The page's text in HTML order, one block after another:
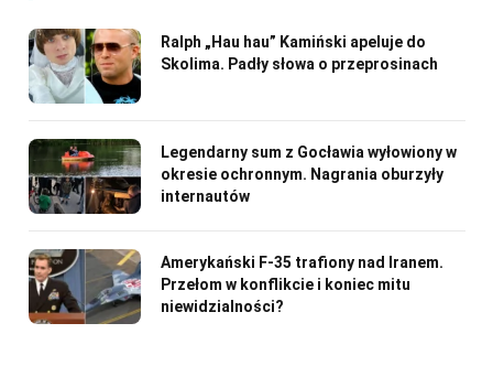
Ralph „Hau hau” Kamiński apeluje do
Skolima. Padły słowa o przeprosinach
Legendarny sum z Gocławia wyłowiony w
okresie ochronnym. Nagrania oburzyły
internautów
Amerykański F-35 trafiony nad Iranem.
Przełom w konflikcie i koniec mitu
niewidzialności?